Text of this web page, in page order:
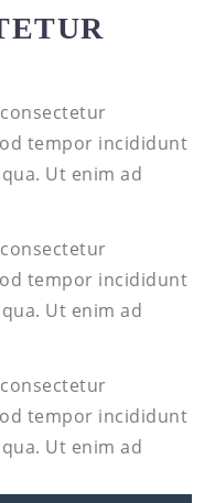
tempor incididunt
Ut enim ad
tempor incididunt
Ut enim ad
tempor incididunt
Ut enim ad